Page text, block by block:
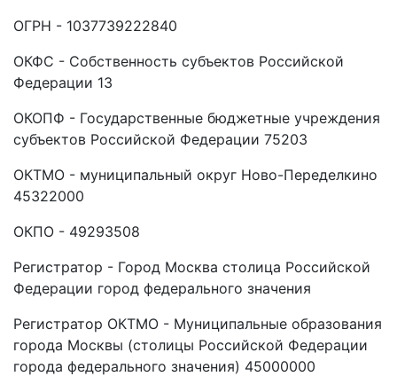
ОГРН - 1037739222840
ОКФС - Собственность субъектов Российской
Федерации 13
ОКОПФ - Государственные бюджетные учреждения
субъектов Российской Федерации 75203
ОКТМО - муниципальный округ Ново-Переделкино
45322000
ОКПО - 49293508
Регистратор - Город Москва столица Российской
Федерации город федерального значения
Регистратор ОКТМО - Муниципальные образования
города Москвы (столицы Российской Федерации
города федерального значения) 45000000